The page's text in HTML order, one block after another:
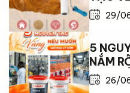
THỨC
29/
5
NẮM
SƠN26/